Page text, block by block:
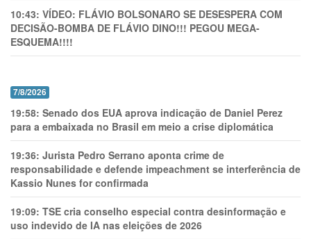
10:43: VÍDEO: FLÁVIO BOLSONARO SE DESESPERA COM
DECISÃO-BOMBA DE FLÁVIO DINO!!! PEGOU MEGA-
ESQUEMA!!!!
7/8/2026
19:58: Senado dos EUA aprova indicação de Daniel Perez
para a embaixada no Brasil em meio a crise diplomática
19:36: Jurista Pedro Serrano aponta crime de
responsabilidade e defende impeachment se interferência de
Kassio Nunes for confirmada
19:09: TSE cria conselho especial contra desinformação e
uso indevido de IA nas eleições de 2026